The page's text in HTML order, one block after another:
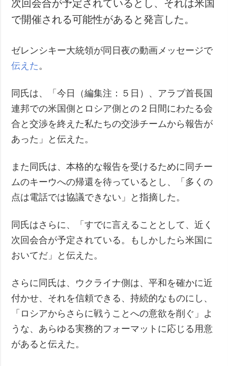
次回会合が予定されているとし、それは米国
で開催される可能性があると発言した。
ゼレンシキー大統領が同日夜の動画メッセージで
伝えた。
同氏は、「今日（編集注：５日）、アラブ首長国
連邦での米国側とロシア側との２日間にわたる会
合と交渉を終えた私たちの交渉チームから報告が
あった」と伝えた。
また同氏は、本格的な報告を受けるために同チー
ムのキーウへの帰還を待っているとし、「多くの
点は電話では協議できない」と指摘した。
同氏はさらに、「すでに言えることとして、近く
次回会合が予定されている。もしかしたら米国に
おいてだ」と伝えた。
さらに同氏は、ウクライナ側は、平和を確かに近
付かせ、それを信頼できる、持続的なものにし、
「ロシアからさらに戦うことへの意欲を削ぐ」よ
うな、あらゆる実務的フォーマットに応じる用意
があると伝えた。